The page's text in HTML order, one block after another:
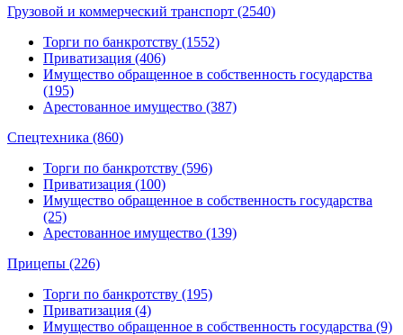
Грузовой и коммерческий транспорт (2540)
Торги по банкротству (1552)
Приватизация (406)
Имущество обращенное в собственность государства
(195)
Арестованное имущество (387)
Спецтехника (860)
Торги по банкротству (596)
Приватизация (100)
Имущество обращенное в собственность государства
(25)
Арестованное имущество (139)
Прицепы (226)
Торги по банкротству (195)
Приватизация (4)
Имущество обращенное в собственность государства (9)